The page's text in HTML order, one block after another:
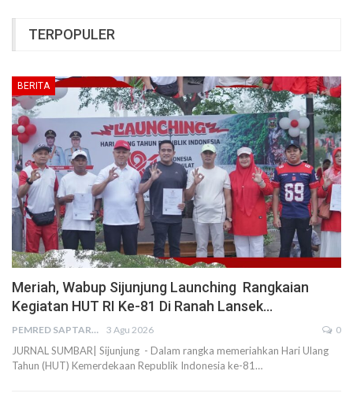
TERPOPULER
BERITA
Meriah, Wabup Sijunjung Launching Rangkaian
Kegiatan HUT RI Ke-81 Di Ranah Lansek…
PEMRED SAPTARIUS 3 Agu 2026 0
JURNAL SUMBAR| Sijunjung - Dalam rangka memeriahkan Hari Ulang
Tahun (HUT) Kemerdekaan Republik Indonesia ke-81…